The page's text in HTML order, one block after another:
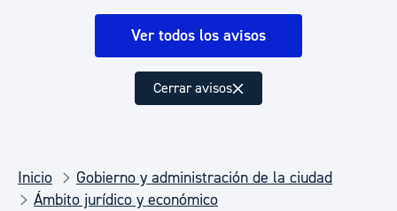
Ver todos los avisos
Cerrar avisos
Inicio
Gobierno y administración de la ciudad
Ámbito jurídico y económico